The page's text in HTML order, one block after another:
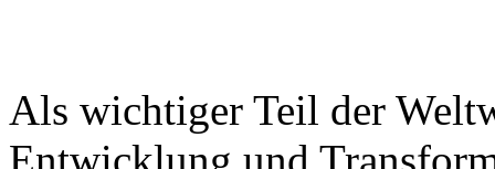
Als wichtiger Teil der
Entwicklung und